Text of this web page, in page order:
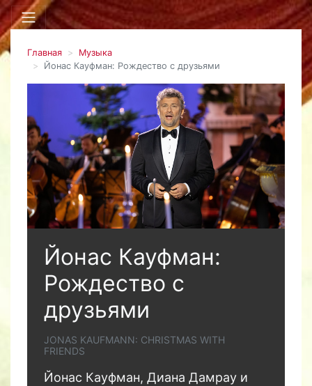
Главная
Музыка
Йонас Кауфман: Рождество с друзьями
Йонас Кауфман:
Рождество с
друзьями
JONAS KAUFMANN: CHRISTMAS WITH
FRIENDS
Йонас Кауфман, Диана Дамрау и